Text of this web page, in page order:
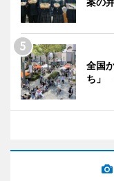
全国
ち」